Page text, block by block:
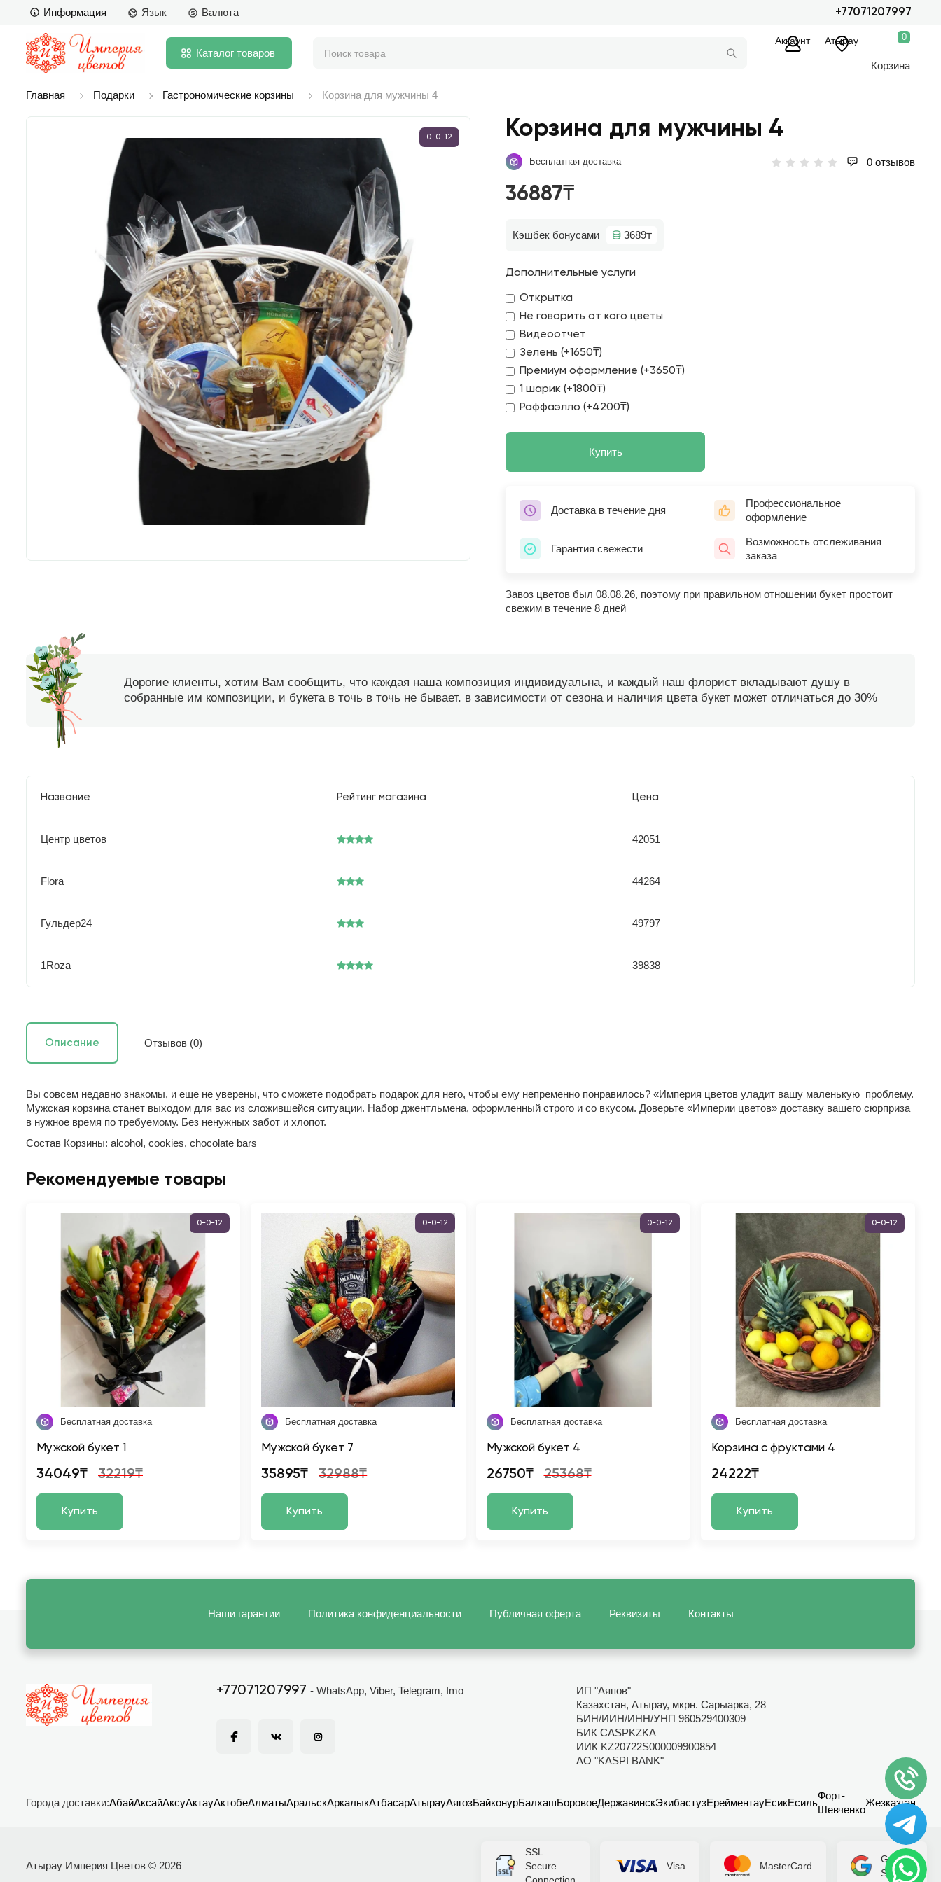
Информация Язык Валюта +77071207997
Каталог товаров
Аккаунт Атырау 0
Корзина
Главная Подарки Гастрономические корзины Корзина для мужчины 4
0-0-12 Корзина для мужчины 4
Бесплатная доставка 0 отзывов
36887₸
Кэшбек бонусами 3689₸
Дополнительные услуги
Открытка
Не говорить от кого цветы
Видеоотчет
Зелень (+1650₸)
Премиум оформление (+3650₸)
1 шарик (+1800₸)
Раффаэлло (+4200₸)
Купить
Доставка в течение дня
Профессиональное
оформление
Гарантия свежести
Возможность отслеживания
заказа
Завоз цветов был 08.08.26, поэтому при правильном отношении букет простоит
свежим в течение 8 дней
Дорогие клиенты, хотим Вам сообщить, что каждая наша композиция индивидуальна, и каждый наш флорист вкладывают душу в
собранные им композиции, и букета в точь в точь не бывает. в зависимости от сезона и наличия цвета букет может отличаться до 30%
Название Рейтинг магазина Цена
Центр цветов 42051
Flora 44264
Гульдер24 49797
1Roza 39838
Описание Отзывов (0)
Вы совсем недавно знакомы, и еще не уверены, что сможете подобрать подарок для него, чтобы ему непременно понравилось? «Империя цветов уладит вашу маленькую проблему.
Мужская корзина станет выходом для вас из сложившейся ситуации. Набор джентльмена, оформленный строго и со вкусом. Доверьте «Империи цветов» доставку вашего сюрприза
в нужное время по требуемому. Без ненужных забот и хлопот.
Состав Корзины: alcohol, cookies, chocolate bars
Рекомендуемые товары
0-0-12
Бесплатная доставка
Мужской букет 1
34049₸ 32219₸
Купить
0-0-12
Бесплатная доставка
Мужской букет 7
35895₸ 32988₸
Купить
0-0-12
Бесплатная доставка
Мужской букет 4
26750₸ 25368₸
Купить
0-0-12
Бесплатная доставка
Корзина с фруктами 4
24222₸
Купить
Наши гарантии Политика конфиденциальности Публичная оферта Реквизиты Контакты
+77071207997 - WhatsApp, Viber, Telegram, Imo
ИП "Аяпов"
Казахстан, Атырау, мкрн. Сарыарка, 28
БИН/ИИН/ИНН/УНП 960529400309
БИК CASPKZKA
ИИК KZ20722S000009900854
АО "KASPI BANK"
Города доставки:АбайАксайАксуАктауАктобеАлматыАральскАркалыкАтбасарАтырауАягозБайконурБалхашБоровоеДержавинскЭкибастузЕрейментауЕсикЕсиль
Форт-
Шевченко
Жезказган
Атырау Империя Цветов © 2026
SSL
Secure
Visa MasterCard
Google
Secure